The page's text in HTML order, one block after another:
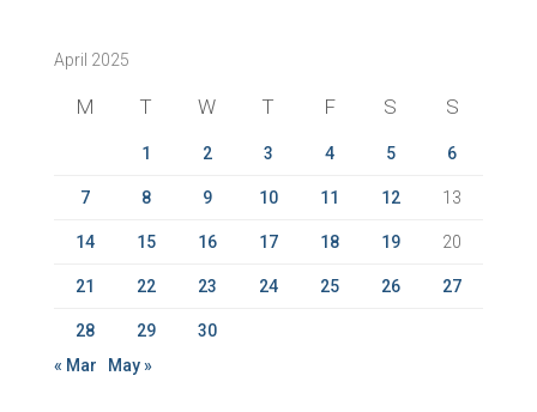
h
April 2025
M T W T F S S
1 2 3 4 5 6
7 8 9 10 11 12 13
14 15 16 17 18 19 20
21 22 23 24 25 26 27
28 29
30
« Mar
May »